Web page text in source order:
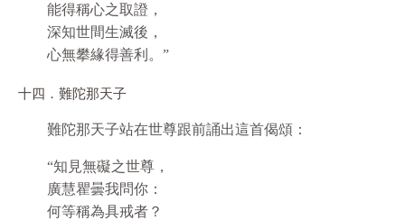
能得稱心之取證，
深知世間生滅後，
心無攀緣得善利。”
十四．難陀那天子
難陀那天子站在世尊跟前誦出這首偈頌：
“知見無礙之世尊，
廣慧瞿曇我問你：
何等稱為具戒者？